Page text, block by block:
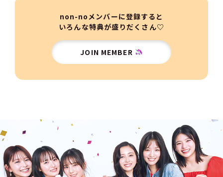
non-noメンバーに登録すると
いろんな特典が盛りだくさん♡
JOIN MEMBER